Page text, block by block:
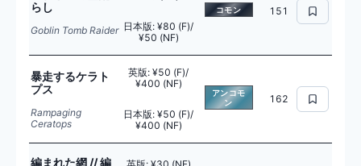
らし
Goblin Tomb Raider 日本版: ¥80 (F)/
¥50 (NF)
コモン 151
暴走するケラト
プス
Rampaging
Ceratops
英版: ¥50 (F)/
¥400 (NF)
日本版: ¥50 (F)/
¥400 (NF)
アンコモ
ン
162
編まれた網 // 編